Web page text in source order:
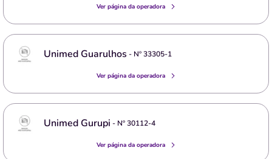
Ver página da operadora
Unimed Guarulhos - Nº33305-1
Ver página da operadora
Unimed Gurupi - Nº30112-4
Ver página da operadora